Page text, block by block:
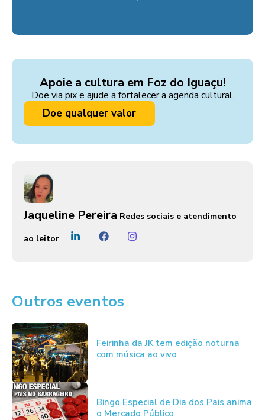
Apoie a cultura em Foz do Iguaçu!
Doe via pix e ajude a fortalecer a agenda cultural.
Doe qualquer valor
Jaqueline Pereira Redes sociais e atendimento
ao leitor
Outros eventos
Feirinha da JK tem edição noturna
com música ao vivo
Bingo Especial de Dia dos Pais anima
o Mercado Público